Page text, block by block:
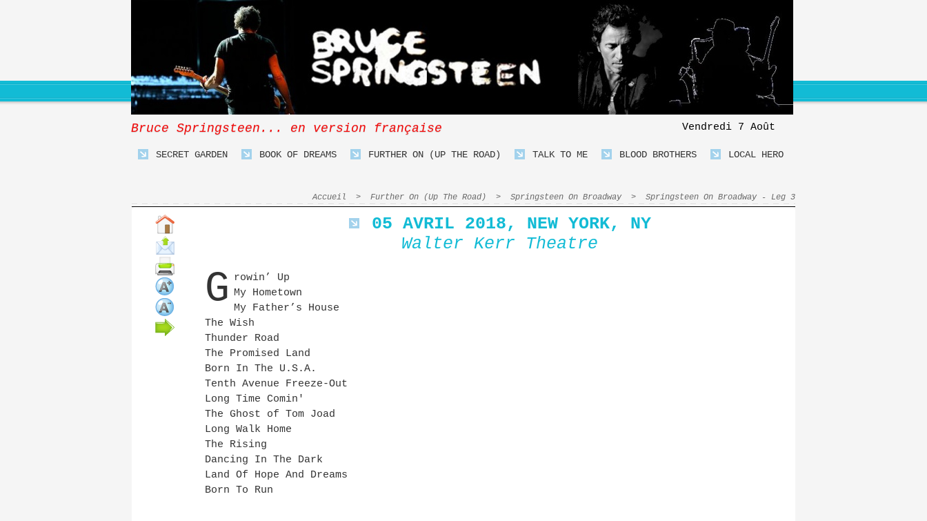
Bruce Springsteen... en version française Vendredi 7 Août
SECRET GARDEN BOOK OF DREAMS FURTHER ON (UP THE ROAD) TALK TO ME BLOOD BROTHERS LOCAL HERO
Accueil > Further On (Up The Road) > Springsteen On Broadway > Springsteen On Broadway - Leg 3
05 AVRIL 2018, NEW YORK, NY
Walter Kerr Theatre
G rowin’ Up
My Hometown
My Father’s House
The Wish
Thunder Road
The Promised Land
Born In The U.S.A.
Tenth Avenue Freeze-Out
Long Time Comin'
The Ghost of Tom Joad
Long Walk Home
The Rising
Dancing In The Dark
Land Of Hope And Dreams
Born To Run